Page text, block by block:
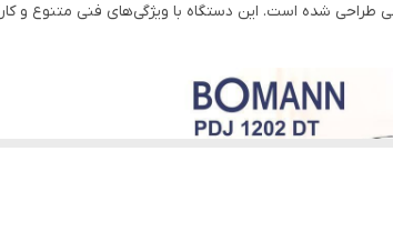
طراحی شده است. این دستگاه با ویژگی‌های فنی متنوع و